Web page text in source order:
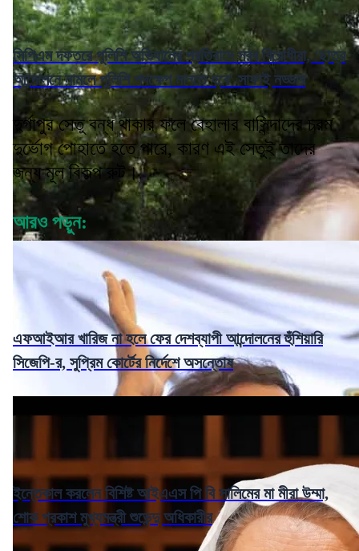
সিপিএম দফতরে পুলিশি অভিযানের প্রতিবাদে সরব বিরোধীরা, 'ছাত্র
আন্দোলনে নামলে পুলিশি পদক্ষেপ মানতে হবে' সাফাই নড্ডার
দুর্গাপুর সেতু বন্ধ থাকার ফলে বেহালার বাসিন্দাদের চরম
দুর্ভোগ পোহাতে হতে পারে, কারণ এই সেতুই তাদের
জন্য মূল বিকল্প রুট।
আরও পড়ুন:
এফআইআর খারিজ না হলে ফের দেশব্যাপী আন্দোলনের হুঁশিয়ারি
সিজেপি-র, সুপ্রিম কোর্টের নির্দেশে অসন্তোষ
ইন্তেকাল করলেন বিশিষ্ট আইএএস পি বি সালিমের মা মীরা উম্মা,
শোক প্রকাশ মুখ্যমন্ত্রী শুভেন্দু অধিকারীর